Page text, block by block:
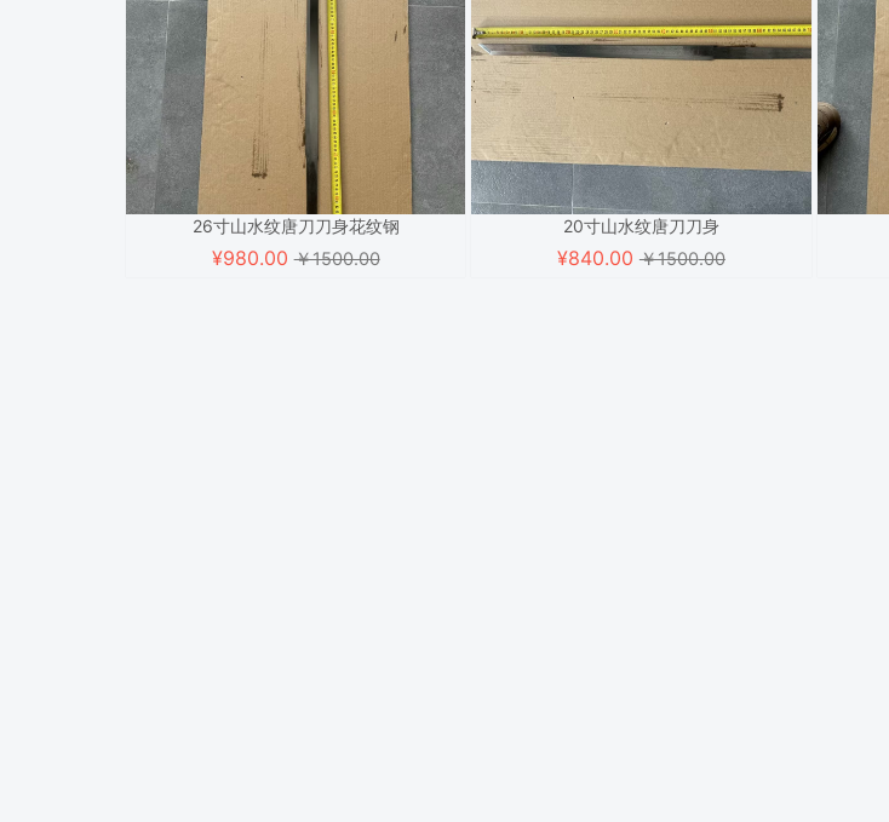
26寸山水纹唐刀刀身花纹钢
¥980.00￥1500.00
20寸山水纹唐刀刀身
¥840.00 ￥1500.00